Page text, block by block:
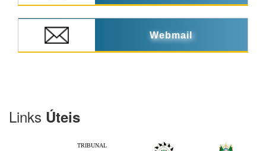
Webmail
Links Úteis
TRIBUNAL